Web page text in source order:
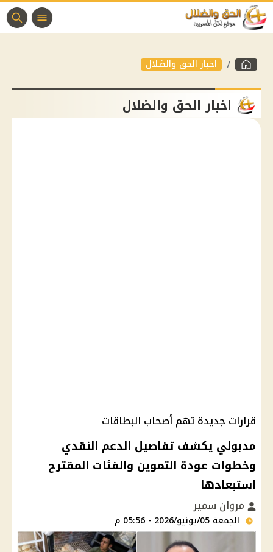
اخبار الحق والضلال
اخبار الحق والضلال
قرارات جديدة تهم أصحاب البطاقات
مدبولي يكشف تفاصيل الدعم النقدي
وخطوات عودة التموين والفئات المقترح
استبعادها
مروان سمير
الجمعة 05/يونيو/2026 - 05:56 م